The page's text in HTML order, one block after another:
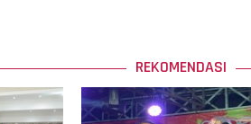
REKOMENDASI